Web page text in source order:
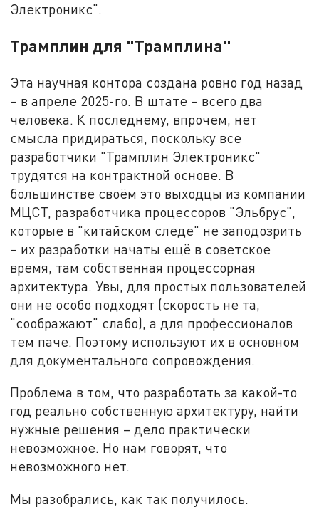
Электроникс".
Трамплин для "Трамплина"
Эта научная контора создана ровно год назад
– в апреле 2025-го. В штате – всего два
человека. К последнему, впрочем, нет
смысла придираться, поскольку все
разработчики "Трамплин Электроникс"
трудятся на контрактной основе. В
большинстве своём это выходцы из компании
МЦСТ, разработчика процессоров "Эльбрус",
которые в "китайском следе" не заподозрить
– их разработки начаты ещё в советское
время, там собственная процессорная
архитектура. Увы, для простых пользователей
они не особо подходят (скорость не та,
"соображают" слабо), а для профессионалов
тем паче. Поэтому используют их в основном
для документального сопровождения.
Проблема в том, что разработать за какой-то
год реально собственную архитектуру, найти
нужные решения – дело практически
невозможное. Но нам говорят, что
невозможного нет.
Мы разобрались, как так получилось.